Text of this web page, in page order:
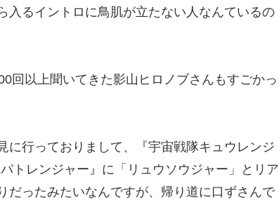
入るイントロに鳥肌が立たない人なんているの
回以上聞いてきた影山ヒロノブさんもすごかっ
に行っておりまして、『宇宙戦隊キュウレンジ
トレンジャー』に「リュウソウジャー」とリア
だったみたいなんですが、帰り道に口ずさんで